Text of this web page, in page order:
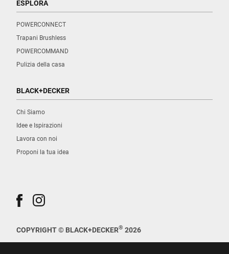
ESPLORA
POWERCONNECT
Trapani Brushless
POWERCOMMAND
Pulizia della casa
BLACK+DECKER
Chi Siamo
Idee e Ispirazioni
Lavora con noi
Proponi la tua idea
COPYRIGHT © BLACK+DECKER® 2026